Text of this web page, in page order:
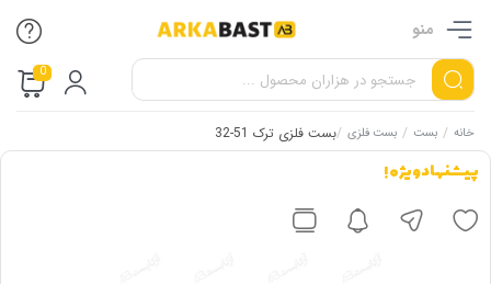
منو
0
خانه / بست / بست فلزی /بست فلزی ترک 51-32
پیشنهاد ویژه !